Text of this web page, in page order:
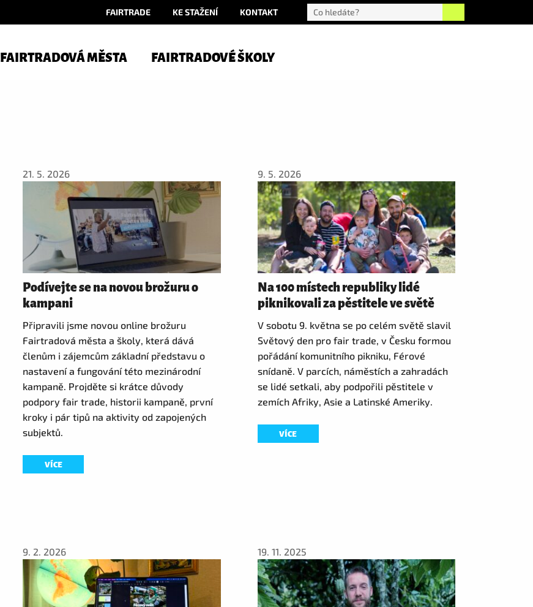
FAIRTRADE KE STAŽENÍ KONTAKT
FAIRTRADOVÁ MĚSTA FAIRTRADOVÉ ŠKOLY
21. 5. 2026
Podívejte se na novou brožuru o
kampani
Připravili jsme novou online brožuru
Fairtradová města a školy, která dává
členům i zájemcům základní představu o
nastavení a fungování této mezinárodní
kampaně. Projděte si krátce důvody
podpory fair trade, historii kampaně, první
kroky i pár tipů na aktivity od zapojených
subjektů.
VÍCE
9. 5. 2026
Na 100 místech republiky lidé
piknikovali za pěstitele ve světě
V sobotu 9. května se po celém světě slavil
Světový den pro fair trade, v Česku formou
pořádání komunitního pikniku, Férové
snídaně. V parcích, náměstích a zahradách
se lidé setkali, aby podpořili pěstitele v
zemích Afriky, Asie a Latinské Ameriky.
VÍCE
9. 2. 2026 19. 11. 2025